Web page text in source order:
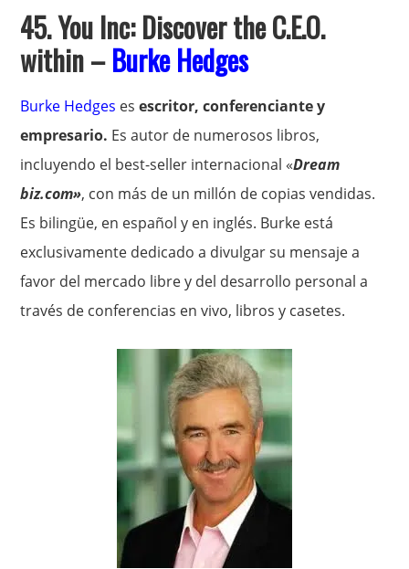
45. You Inc: Discover the C.E.O.
within –Burke Hedges
Burke Hedges es escritor, conferenciante y
empresario. Es autor de numerosos libros,
incluyendo el best-seller internacional «Dream
biz.com», con más de un millón de copias vendidas.
Es bilingüe, en español y en inglés. Burke está
exclusivamente dedicado a divulgar su mensaje a
favor del mercado libre y del desarrollo personal a
través de conferencias en vivo, libros y casetes.